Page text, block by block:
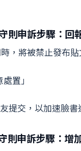
則申訴步驟：回
，將被禁止發布
置」
提交，以加速臉書
則申訴步驟：增